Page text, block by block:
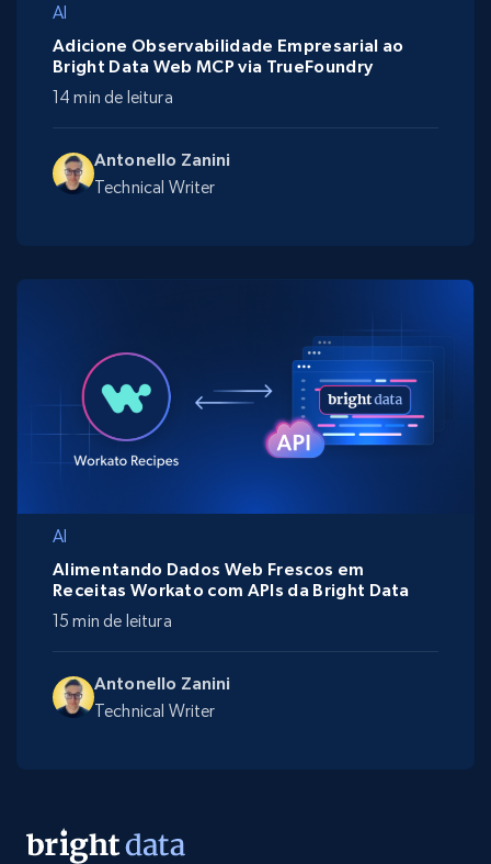
AI
Antonello Zanini
Technical Writer
Adicione Observabilidade Empresarial ao
Bright Data Web MCP via TrueFoundry
14 min de leitura
AI
Antonello Zanini
Technical Writer
Alimentando Dados Web Frescos em
Receitas Workato com APIs da Bright Data
15 min de leitura